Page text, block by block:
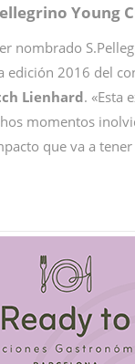
Young
nombrado
edición 2016 del
Lienhard. «Esta
momentos
que va a